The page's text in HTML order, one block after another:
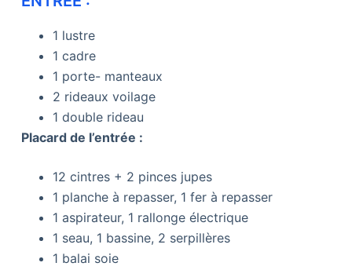
1 lustre
1 cadre
1 porte- manteaux
2 rideaux voilage
1 double rideau
Placard de l’entrée :
12 cintres + 2 pinces jupes
1 planche à repasser, 1 fer à repasser
1 aspirateur, 1 rallonge électrique
1 seau, 1 bassine, 2 serpillères
1 balai soie